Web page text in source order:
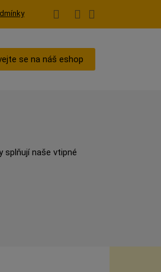
se na náš eshop
splňují naše vtipné